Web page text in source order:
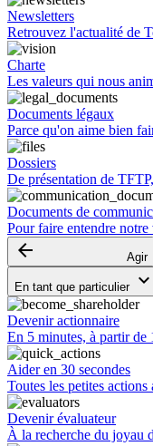
Newsletters
Retrouvez l'actualité de
Charte
Les valeurs qui nous
Documents légaux
Parce qu'on aime bien
Dossiers
De présentation de
Documents de
Pour faire entendre
arrow_backward Agir
En tant que particulier keyboard_arrow_down
Devenir actionnaire
En 5 minutes, à partir de
Aider en 30 secondes
Toutes les petites actions
Devenir évaluateur
À la recherche du joyau